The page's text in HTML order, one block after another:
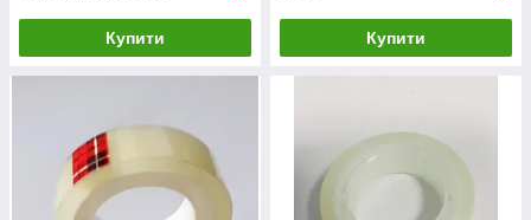
Купити Купити